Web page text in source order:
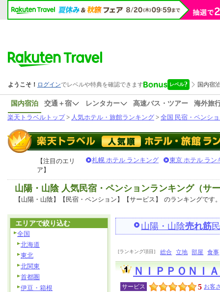
国内宿泊 交通＋宿 レンタカー 高速バス・ツアー
海外旅
楽天トラベルトップ> 人気ホテル・旅館ランキング > 全国 民宿・ペンシ
【注目のエリ
ア】
札幌 ホテル ランキング 東京 ホテル ラン
山陽・山陰 人気民宿・ペンションランキング（サ
【山陽・山陰】【民宿・ペンション】【サービス】 のランキングです
山陽・山陰売れ筋
[ランキング項目] 総合 立地 部屋 食事
ＮＩＰＰＯＮＩ
サービス 5 お客
エリアで絞り込む
全国
北海道
東北
北関東
首都圏
伊豆・箱根